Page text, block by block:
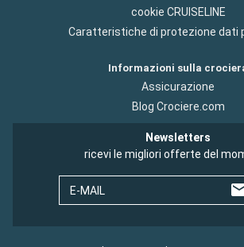
cookie CRUISELINE
Caratteristiche di protezione dati
Informazioni sulla
Assicurazione
Blog Crociere.com
Newsletters
ricevi le migliori offerte del
E-MAIL